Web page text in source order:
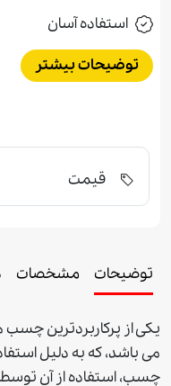
استفاده آسان
توضیحات بیشتر
قیمت
توضیحات مشخصات
یکی از پرکاربردترین چسب
می باشد، که به دلیل
چسب، استفاده از آن توسط